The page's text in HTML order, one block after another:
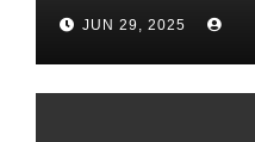
JUN 29, 2025